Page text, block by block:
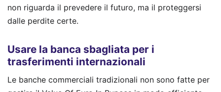
non riguarda il prevedere il futuro, ma il proteggersi
dalle perdite certe.
Usare la banca sbagliata per i
trasferimenti internazionali
Le banche commerciali tradizionali non sono fatte per